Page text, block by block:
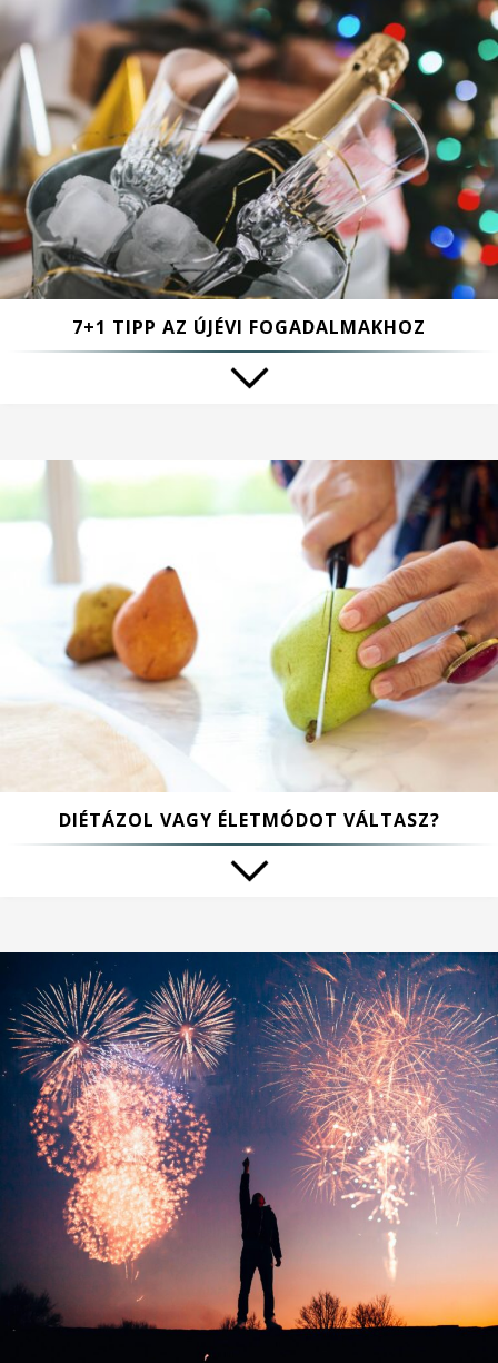
7+1 TIPP AZ ÚJÉVI FOGADALMAKHOZ
DIÉTÁZOL VAGY ÉLETMÓDOT VÁLTASZ?